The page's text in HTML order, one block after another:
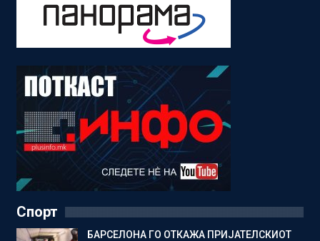
Спорт
БАРСЕЛОНА ГО ОТКАЖА ПРИЈАТЕЛСКИОТ